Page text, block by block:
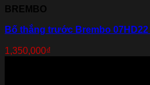
BREMBO
Bố thắng trước Brembo
1,350,000₫